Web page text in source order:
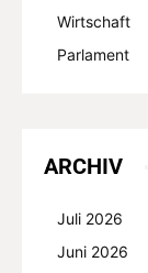
Wirtschaft
Parlament
ARCHIV
Juli 2026
Juni 2026